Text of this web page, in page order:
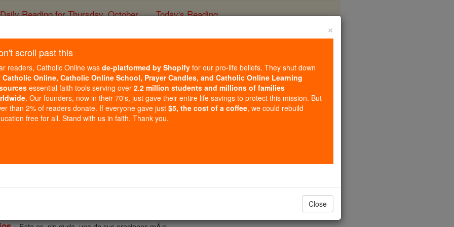
Daily Reading for Thursday, October ... Today's Reading
en EspaÃ±ol Prayers
Catholic Online Prayers
Jesucristo, te ruego que tu ...
de vÃ­rgenes, San JosÃ©, a ...
×
scroll past this
readers, Catholic Online was de-platformed by Shopify for our pro-life beliefs. They shut down
Catholic Online, Catholic Online School, Prayer Candles, and Catholic Online Learning
essential faith tools serving over 2.2 million students and millions of families
. Our founders, now in their 70's, just gave their entire life savings to protect this mission. But
than 2% of readers donate. If everyone gave just $5, the cost of a coffee, we could rebuild
free for all. Stand with us in faith. Thank you.
Close